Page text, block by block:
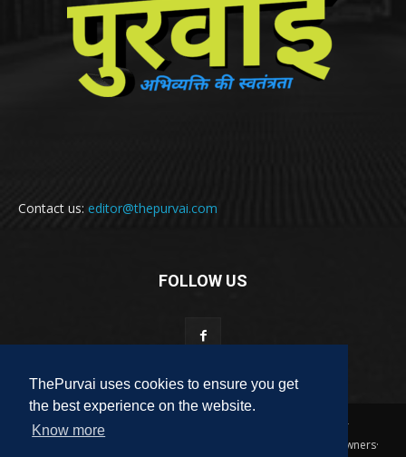
ThePurvai uses cookies to ensure you get
the best experience on the website.
Know more
Contact us: editor@thepurvai.com
FOLLOW US
Copyright 2018-2023 THE PURVAI | All Rights Reserved · And Our
Sitemap · All Logos & Trademark Belongs To Their Respective Owners·